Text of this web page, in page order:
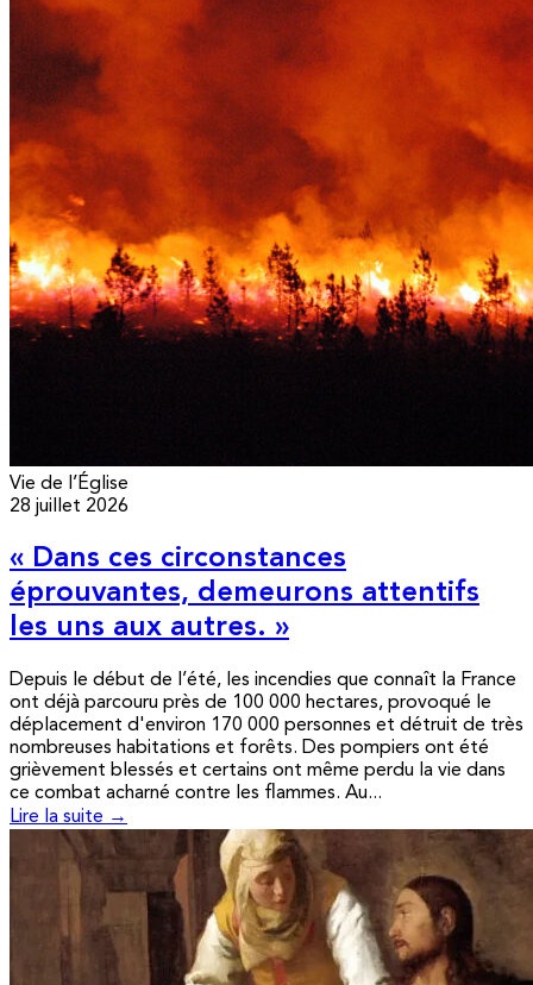
Vie de l’Église
28 juillet 2026
« Dans ces circonstances
éprouvantes, demeurons attentifs
les uns aux autres. »
Depuis le début de l’été, les incendies que connaît la France
ont déjà parcouru près de 100 000 hectares, provoqué le
déplacement d'environ 170 000 personnes et détruit de très
nombreuses habitations et forêts. Des pompiers ont été
grièvement blessés et certains ont même perdu la vie dans
ce combat acharné contre les flammes. Au...
Lire la suite →